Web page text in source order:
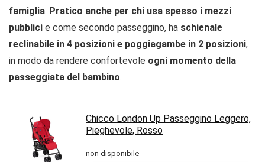
famiglia. Pratico anche per chi usa spesso i mezzi
pubblici e come secondo passeggino, ha schienale
reclinabile in 4 posizioni e poggiagambe in 2 posizioni,
in modo da rendere confortevole ogni momento della
passeggiata del bambino.
Chicco London Up Passeggino Leggero,
Pieghevole, Rosso
non disponibile